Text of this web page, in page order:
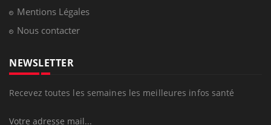
Mentions Légales
Nous contacter
NEWSLETTER
Recevez toutes les semaines les meilleures infos santé